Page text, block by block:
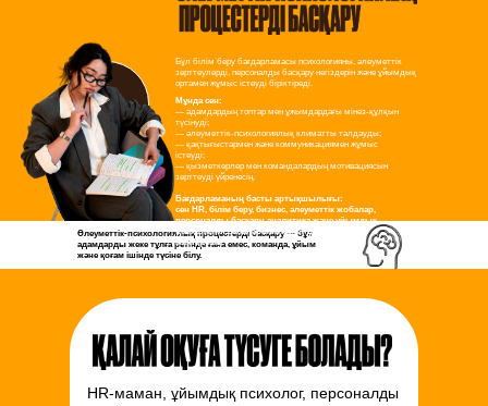
Әлеуметтік-психологиялық процестерді басқару — бұл
адамдарды жеке тұлға ретінде ғана емес, команда, ұйым
және қоғам ішінде түсіне білу.
Мұнда сен:
— адамдардың топтар мен ұжымдардағы мінез-құлқын
түсінуді;
— әлеуметтік-психологиялық климатты талдауды;
— қақтығыстармен және коммуникациямен жұмыс
істеуді;
— қызметкерлер мен командалардың мотивациясын
зерттеуді үйренесің.
Бағдарламаның басты артықшылығы:
сен HR, білім беру, бизнес, әлеуметтік жобалар,
персоналды басқару, аналитика және ұйымдық
психология салаларына қажет дағдыларды
меңгересің.
Бұл білім беру бағдарламасы психологияны, әлеуметтік
зерттеулерді, персоналды басқару негіздерін және ұйымдық
ортамен жұмыс істеуді біріктіреді.
HR-маман, ұйымдық психолог, персоналды